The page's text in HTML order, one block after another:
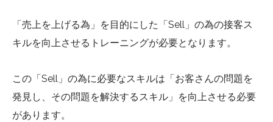
「売上を上げる為」を目的にした「Sell」の為の接客ス
キルを向上させるトレーニングが必要となります。
この「Sell」の為に必要なスキルは「お客さんの問題を
発見し、その問題を解決するスキル」を向上させる必要
があります。